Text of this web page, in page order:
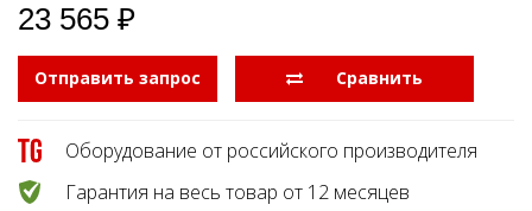
23 565 ₽
Отправить запрос
  Сравнить
Оборудование от российского производителя
Гарантия на весь товар от 12 месяцев